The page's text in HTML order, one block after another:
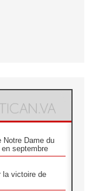
Notre Dame du
septembre
la victoire de